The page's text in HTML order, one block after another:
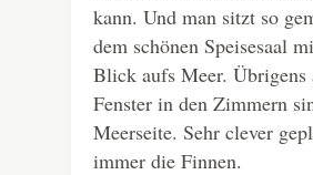
kann. Und man sitzt so
dem schönen Speisesaal
Blick aufs Meer. Übrigens
Fenster in den Zimmern
Meerseite. Sehr clever
immer die Finnen.